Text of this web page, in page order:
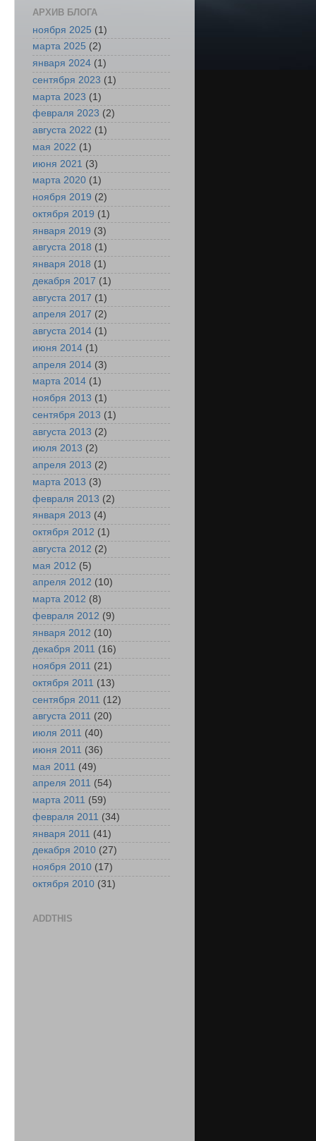
АРХИВ БЛОГА
ноября 2025 (1)
марта 2025 (2)
января 2024 (1)
сентября 2023 (1)
марта 2023 (1)
февраля 2023 (2)
августа 2022 (1)
мая 2022 (1)
июня 2021 (3)
марта 2020 (1)
ноября 2019 (2)
октября 2019 (1)
января 2019 (3)
августа 2018 (1)
января 2018 (1)
декабря 2017 (1)
августа 2017 (1)
апреля 2017 (2)
августа 2014 (1)
июня 2014 (1)
апреля 2014 (3)
марта 2014 (1)
ноября 2013 (1)
сентября 2013 (1)
августа 2013 (2)
июля 2013 (2)
апреля 2013 (2)
марта 2013 (3)
февраля 2013 (2)
января 2013 (4)
октября 2012 (1)
августа 2012 (2)
мая 2012 (5)
апреля 2012 (10)
марта 2012 (8)
февраля 2012 (9)
января 2012 (10)
декабря 2011 (16)
ноября 2011 (21)
октября 2011 (13)
сентября 2011 (12)
августа 2011 (20)
июля 2011 (40)
июня 2011 (36)
мая 2011 (49)
апреля 2011 (54)
марта 2011 (59)
февраля 2011 (34)
января 2011 (41)
декабря 2010 (27)
ноября 2010 (17)
октября 2010 (31)
ADDTHIS